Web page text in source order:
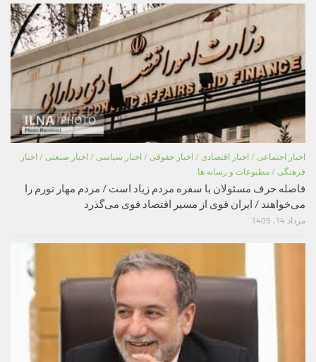
اخبار اجتماعی / اخبار اقتصادی / اخبار حقوقی / اخبار سیاسی / اخبار صنعتی / اخبار
فرهنگی / مطبوعات و رسانه ها
فاصله حرف مسئولان با سفره مردم زیاد است / مردم مهار تورم را
می‌خواهند / ایران قوی از مسیر اقتصاد قوی می‌گذرد
مرداد 14, 1405